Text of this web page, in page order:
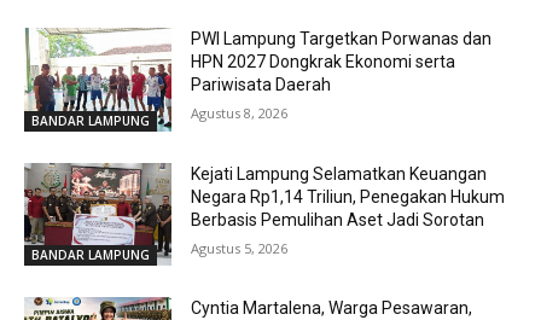
BANDAR LAMPUNG
PWI Lampung Targetkan Porwanas dan
HPN 2027 Dongkrak Ekonomi serta
Pariwisata Daerah
Agustus 8, 2026
BANDAR LAMPUNG
Kejati Lampung Selamatkan Keuangan
Negara Rp1,14 Triliun, Penegakan Hukum
Berbasis Pemulihan Aset Jadi Sorotan
Agustus 5, 2026
Cyntia Martalena, Warga Pesawaran,